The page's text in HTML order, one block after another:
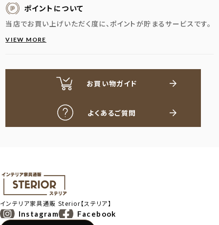
ポイントについて
当店でお買い上げいただく度に、ポイントが貯まるサービスです。
VIEW MORE
お買い物ガイド
よくあるご質問
インテリア家具通販Sterior【ステリア】
Instagram Facebook